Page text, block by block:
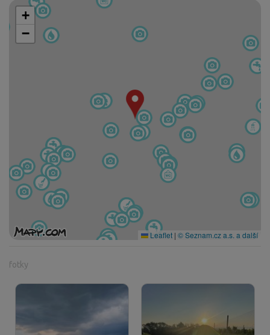
+
−
Leaflet | © Seznam.cz a.s. a další
fotky